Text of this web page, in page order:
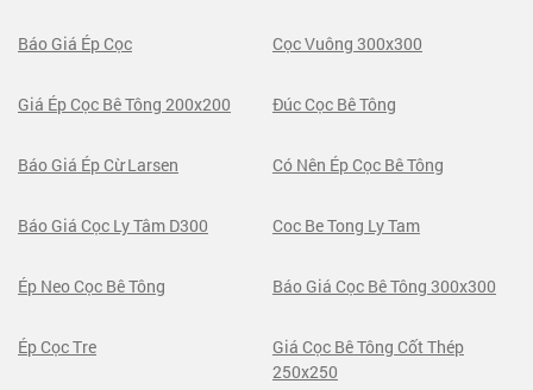
Báo Giá Ép Cọc Cọc Vuông 300x300
Giá Ép Cọc Bê Tông 200x200 Đúc Cọc Bê Tông
Báo Giá Ép Cừ Larsen Có Nên Ép Cọc Bê Tông
Báo Giá Cọc Ly Tâm D300 Coc Be Tong Ly Tam
Ép Neo Cọc Bê Tông Báo Giá Cọc Bê Tông 300x300
Ép Cọc Tre
Giá Cọc Bê Tông Cốt Thép
250x250